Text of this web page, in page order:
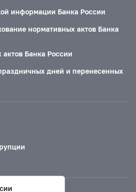
информации Банка России
нормативных актов Банка
Банка России
дней и перенесенных